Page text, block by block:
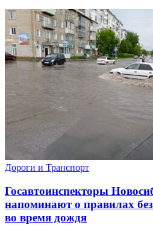
Дороги и Транспорт
Госавтоинспекторы
напоминают о правилах
во время дождя